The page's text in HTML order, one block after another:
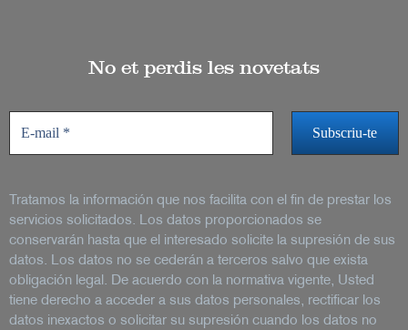
No et perdis les novetats
Tratamos la información que nos facilita con el fin de prestar los
servicios solicitados. Los datos proporcionados se
conservarán hasta que el interesado solicite la supresión de sus
datos. Los datos no se cederán a terceros salvo que exista
obligación legal. De acuerdo con la normativa vigente, Usted
tiene derecho a acceder a sus datos personales, rectificar los
datos inexactos o solicitar su supresión cuando los datos no